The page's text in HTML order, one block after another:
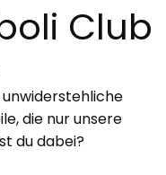
Club
die nur unsere
du dabei?